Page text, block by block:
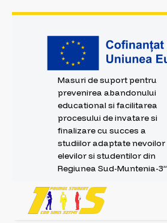
Masuri de suport pentru
prevenirea abandonului
educational si facilitarea
procesului de invatare si
finalizare cu succes a
studiilor adaptate nevoilor
elevilor si studentilor din
Regiunea Sud-Muntenia-3”